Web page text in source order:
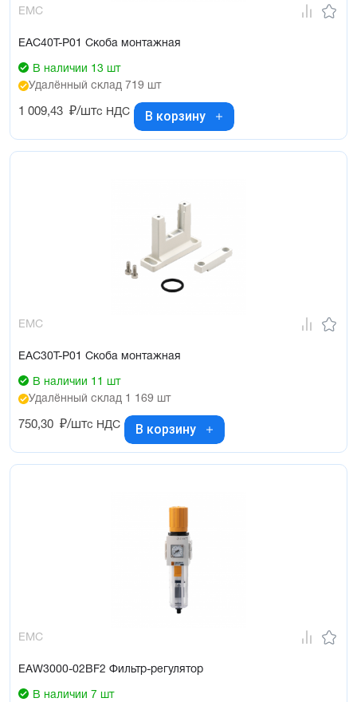
EMC
EAC40T-P01 Скоба монтажная
В наличии 13 шт
Удалённый склад 719 шт
1 009,43 ₽/штс НДС В корзину
EMC
EAC30T-P01 Скоба монтажная
В наличии 11 шт
Удалённый склад 1 169 шт
750,30 ₽/штс НДС В корзину
EMC
EAW3000-02BF2 Фильтр-регулятор
В наличии 7 шт